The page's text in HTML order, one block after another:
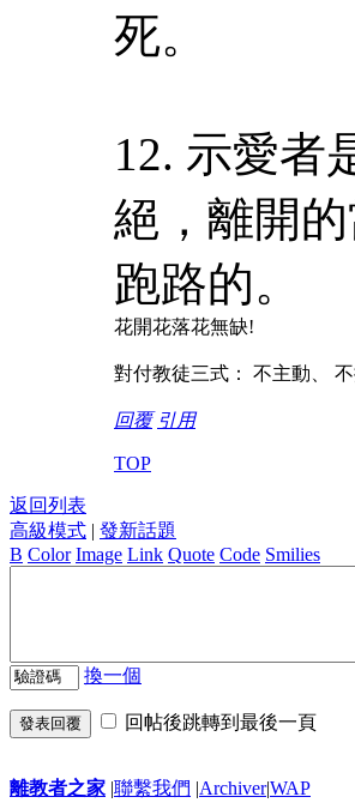
死。
12. 示愛者
絕，離開
跑路的。
花開花落花無缺!
對付教徒三式： 不主動、
回覆 引用
TOP
返回列表
高級模式 | 發新話題
B Color Image Link Quote Code Smilies
換一個
發表回覆 回帖後跳轉到最後一頁
離教者之家 |聯繫我們 |Archiver|WAP